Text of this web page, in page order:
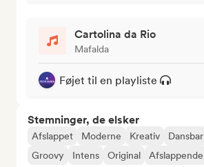
Cartolina da Rio
Mafalda
Føjet til en playliste
Stemninger, de elsker
Afslappet Moderne Kreativ Dansbar
Groovy
Intens Original Afslappende